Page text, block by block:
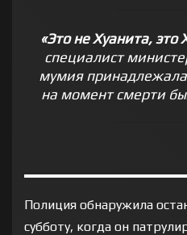
«Это не Хуанита, это
специалист
мумия
на момент смерти
Полиция обнаружила
субботу, когда он